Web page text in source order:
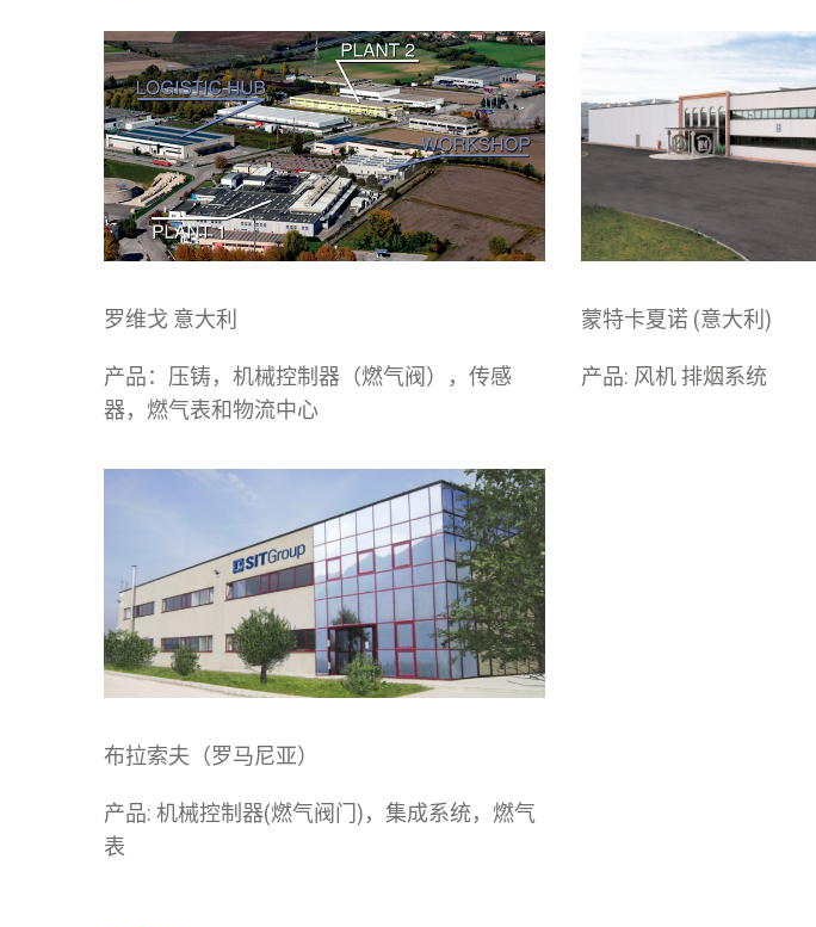
罗维戈 意大利
产品：压铸，机械控制器（燃气阀），传感
器，燃气表和物流中心
蒙特卡夏诺 (意大利)
产品: 风机 排烟系统
布拉索夫（罗马尼亚）
产品: 机械控制器(燃气阀门)，集成系统，燃气
表